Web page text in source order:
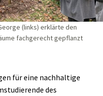
(links) erklärte den
fachgerecht gepflanzt
für eine nachhaltige
des